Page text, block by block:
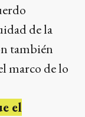
de la
también
marco de lo
el